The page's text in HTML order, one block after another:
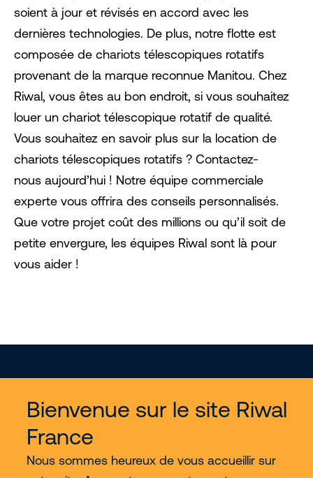
Bienvenue sur le site Riwal
France
Nous sommes heureux de vous accueillir sur
soient à jour et révisés en accord avec les
dernières technologies. De plus, notre flotte est
composée de chariots télescopiques rotatifs
provenant de la marque reconnue Manitou. Chez
Riwal, vous êtes au bon endroit, si vous souhaitez
louer un chariot télescopique rotatif de qualité.
Vous souhaitez en savoir plus sur la location de
chariots télescopiques rotatifs ? Contactez-
nous aujourd’hui ! Notre équipe commerciale
experte vous offrira des conseils personnalisés.
Que votre projet coût des millions ou qu’il soit de
petite envergure, les équipes Riwal sont là pour
vous aider !
Services